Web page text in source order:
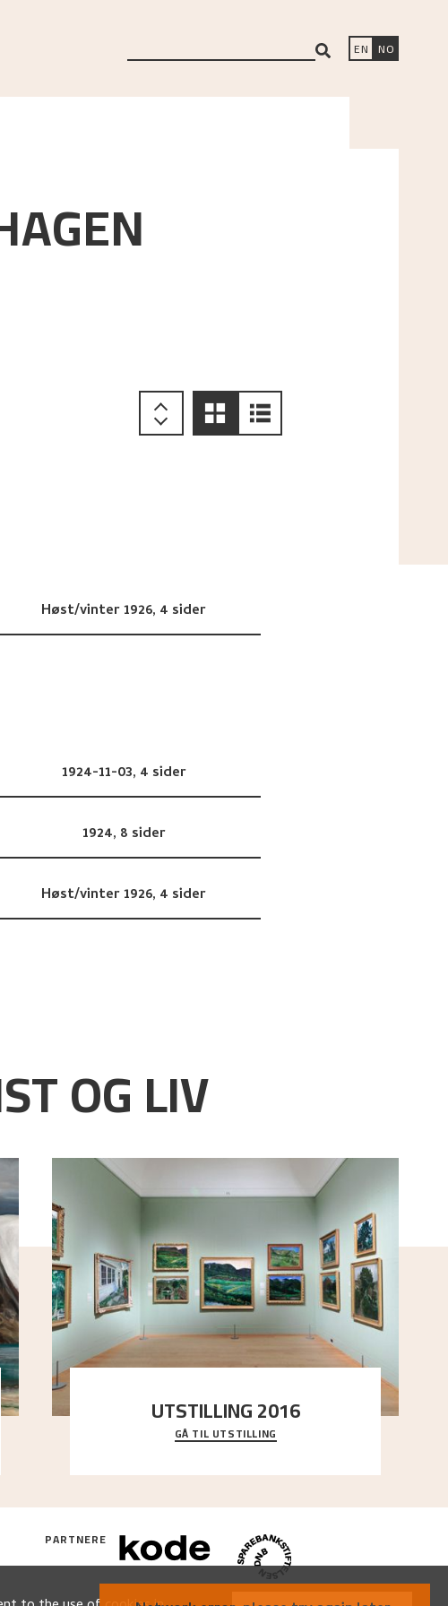
EN NO
Høst/vinter 1926, 4 sider
1924-11-03, 4 sider
1924, 8 sider
Høst/vinter 1926, 4 sider
OG LIV
UTSTILLING 2016
En komplett oversikt over Nikolai Astrups
utstillinger, fra debuten i 1900 og frem til i dag.
GÅ TIL UTSTILLING
PARTNERE